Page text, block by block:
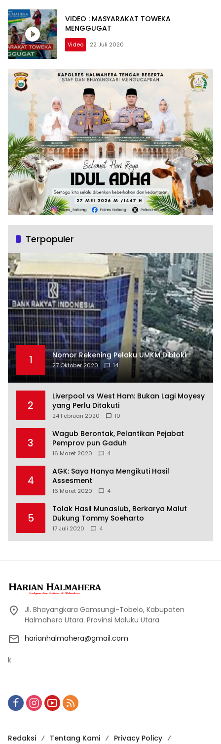
VIDEO : MASYARAKAT TOWEKA
MENGGUGAT
Video 22 Juli 2020
Terpopuler
1 Nomor Rekening Pelaku UMKM Diblokir
27 Oktober 2020 14
2
Liverpool vs West Ham: Bukan Lagi Moyesy
yang Perlu Ditakuti
24 Februari 2020 10
3
Wagub Berontak, Pelantikan Pejabat
Pemprov pun Gaduh
16 Maret 2020 4
4
AGK: Saya Hanya Mengikuti Hasil
Assesment
16 Maret 2020 4
5
Tolak Hasil Munaslub, Berkarya Malut
Dukung Tommy Soeharto
17 Juli 2020 4
Jl. Bhayangkara Gamsungi-Tobelo, Kabupaten
Halmahera Utara. Provinsi Maluku Utara.
harianhalmahera@gmail.com
k
Redaksi Tentang Kami Privacy Policy